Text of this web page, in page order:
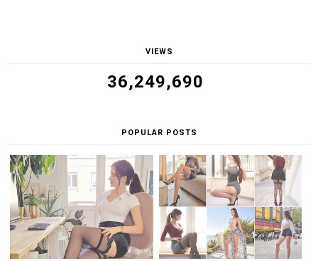
VIEWS
36,249,690
POPULAR POSTS